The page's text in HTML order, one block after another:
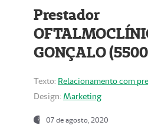
Prestador
GONÇALO
Texto: Relacionamento com
Design: Marketing
07 de agosto, 2020